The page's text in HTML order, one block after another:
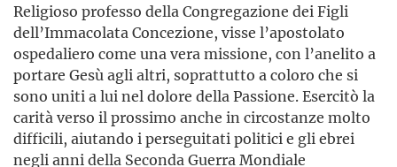
Religioso professo della Congregazione dei Figli
dell’Immacolata Concezione, visse l’apostolato
ospedaliero come una vera missione, con l’anelito a
portare Gesù agli altri, soprattutto a coloro che si
sono uniti a lui nel dolore della Passione. Esercitò la
carità verso il prossimo anche in circostanze molto
difficili, aiutando i perseguitati politici e gli ebrei
negli anni della Seconda Guerra Mondiale